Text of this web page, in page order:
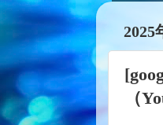
2025
（